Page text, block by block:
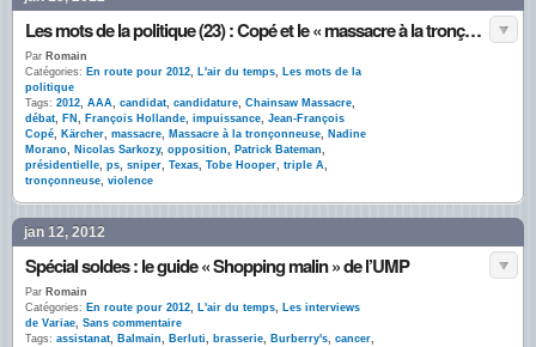
Les mots de la politique (23) : Copé et le « massacre à la tronçonneuse »
Par Romain
Catégories: En route pour 2012, L'air du temps, Les mots de la
politique
Tags: 2012, AAA, candidat, candidature, Chainsaw Massacre,
débat, FN , François Hollande, impuissance, Jean-François
Copé, Kärcher, massacre, Massacre à la tronçonneuse, Nadine
Morano, Nicolas Sarkozy, opposition, Patrick Bateman,
présidentielle, ps, sniper, Texas, Tobe Hooper, triple A,
tronçonneuse, violence
jan 12, 2012
Spécial soldes : le guide « Shopping malin » de l’UMP
Par Romain
Catégories: En route pour 2012, L'air du temps, Les interviews
de Variae, Sans commentaire
Tags: assistanat, Balmain, Berluti, brasserie, Burberry's, cancer,